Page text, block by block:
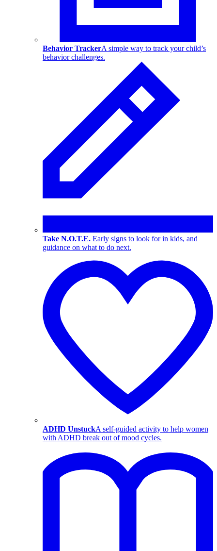
Behavior TrackerA simple way to track your child’s
behavior challenges.
Take N.O.T.E. Early signs to look for in kids, and
guidance on what to do next.
ADHD UnstuckA self-guided activity to help women
with ADHD break out of mood cycles.